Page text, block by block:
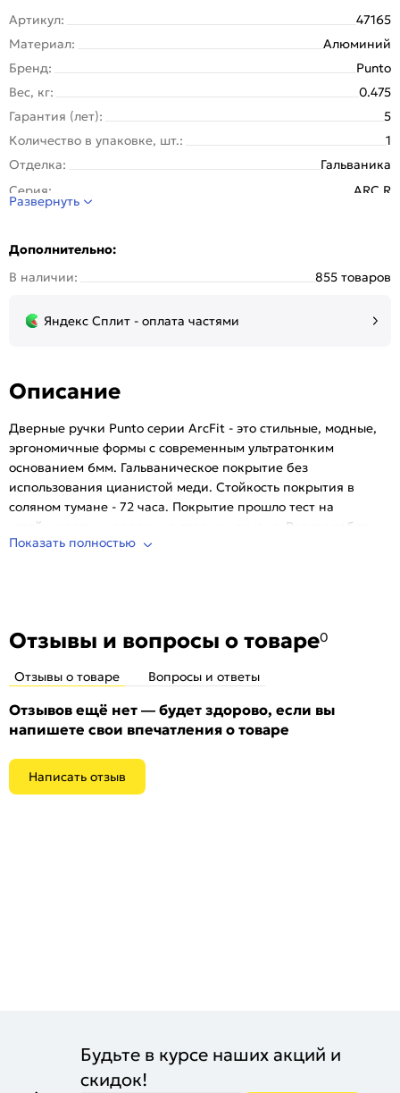
Артикул:
47165
Материал:
Алюминий
Бренд:
Punto
Вес, кг:
0.475
Гарантия (лет):
5
Количество в упаковке, шт.:
1
Отделка:
Гальваника
Серия:
ARC.R
Тип упаковки:
Коробка
Цвет:
Развернуть
Дополнительно:
В наличии:
855 товаров
Яндекс Сплит - оплата частями
Описание
Дверные ручки Punto серии ArcFit - это стильные, модные,
эргономичные формы c современным ультратонким
основанием 6мм. Гальваническое покрытие без
использования цианистой меди. Стойкость покрытия в
соляном тумане - 72 часа. Покрытие прошло тест на
устойчивость к коррозии в соляном тумане. Ресурс работы
дверных ручек более 300 000 циклов открывания/
Показать полностью
Отзывы и вопросы о товаре0
Отзывы о товаре Вопросы и ответы
Отзывов ещё нет — будет здорово, если вы
напишете свои впечатления о товаре
Написать отзыв
Будьте в курсе наших акций и
скидок!